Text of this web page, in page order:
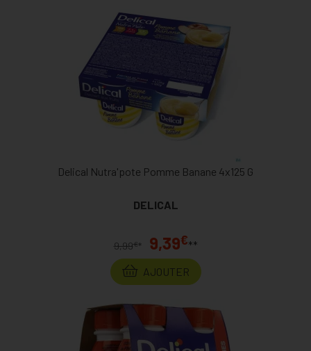
Delical Nutra'pote Pomme Banane 4x125 G
DELICAL
9,99€ * 9,39€**
AJOUTER